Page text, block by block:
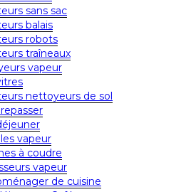
sans sac
balais
robots
traîneaux
vapeur
nettoyeurs de sol
vapeur
à coudre
vapeur
de cuisine